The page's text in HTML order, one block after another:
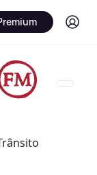
Log in